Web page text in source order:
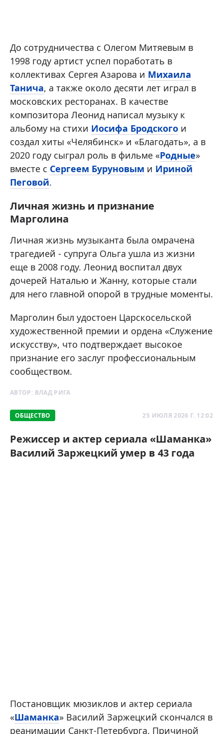
До сотрудничества с Олегом Митяевым в
1998 году артист успел поработать в
коллективах Сергея Азарова и Михаила
Танича, а также около десяти лет играл в
московских ресторанах. В качестве
композитора Леонид написал музыку к
альбому на стихи Иосифа Бродского и
создал хиты «Челябинск» и «Благодать», а в
2020 году сыграл роль в фильме «Родные»
вместе с Сергеем Буруновым и Ириной
Пеговой.
Личная жизнь и признание
Марголина
Личная жизнь музыканта была омрачена
трагедией - супруга Ольга ушла из жизни
еще в 2008 году. Леонид воспитал двух
дочерей Наталью и Жанну, которые стали
для него главной опорой в трудные моменты.
Марголин был удостоен Царскосельской
художественной премии и ордена «Служение
искусству», что подтверждает высокое
признание его заслуг профессиональным
сообществом.
АВТОР: ВЛАД РИГА
ОБЩЕСТВО 25 ИЮЛЯ 2026 Г. 12:02
Режиссер и актер сериала «Шаманка»
Василий Заржецкий умер в 43 года
Постановщик мюзиклов и актер сериала
«Шаманка» Василий Заржецкий скончался в
реанимации Санкт-Петербурга. Причиной